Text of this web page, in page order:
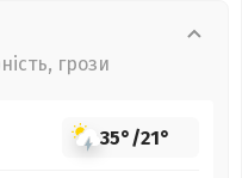
грози
35°/21°